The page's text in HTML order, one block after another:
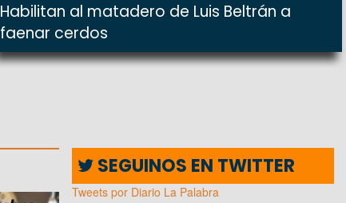
Habilitan al matadero de Luis Beltrán a
faenar cerdos
SEGUINOS EN TWITTER
Tweets por Diario La Palabra